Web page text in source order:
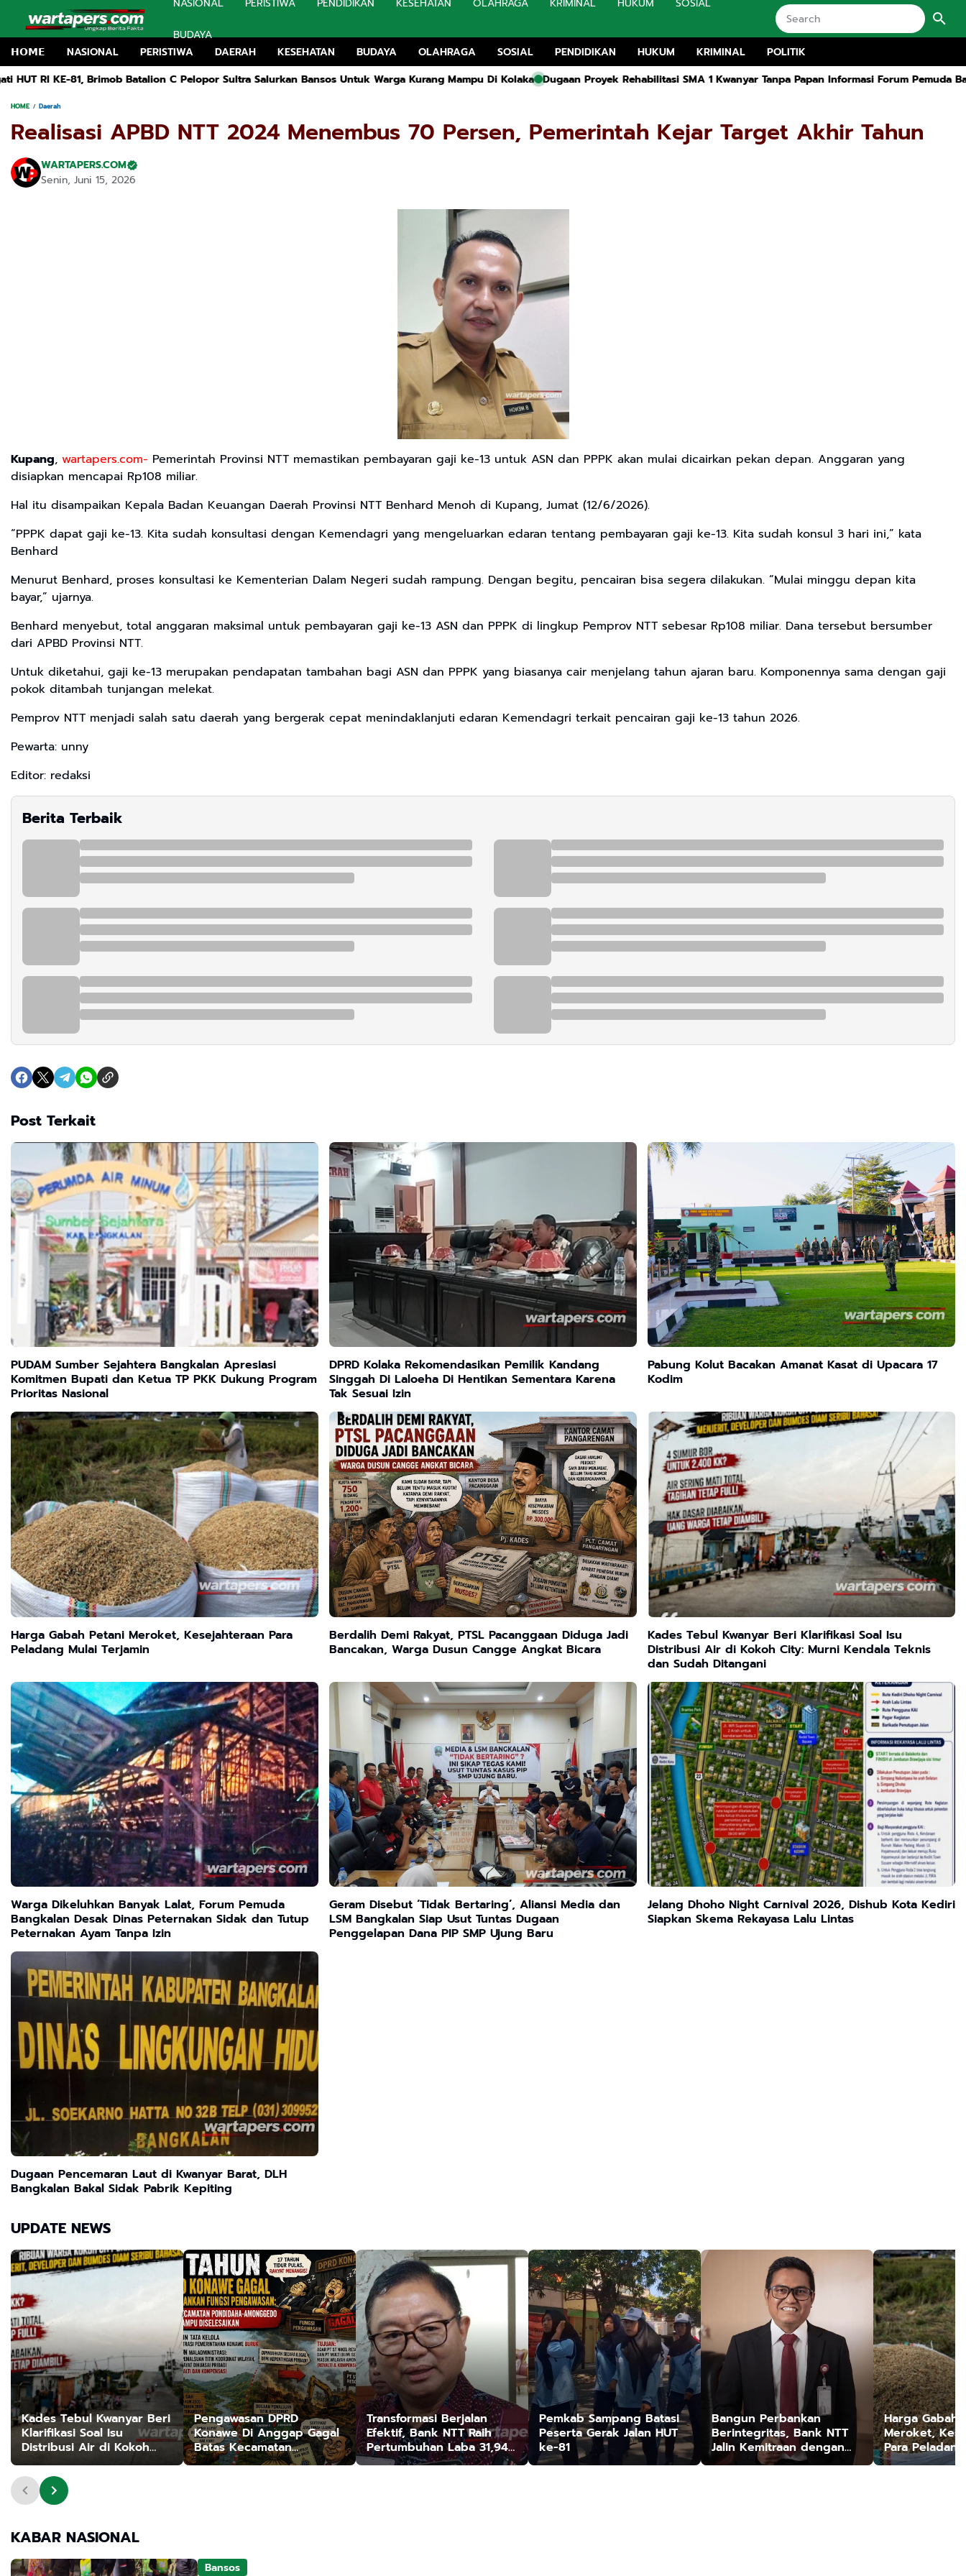
BUDAYA
𝗛𝗢𝗠𝗘
NASIONAL PERISTIWA DAERAH KESEHATAN BUDAYA OLAHRAGA SOSIAL PENDIDIKAN HUKUM KRIMINAL
POLITIK
Batalion C Pelopor Sultra Salurkan Bansos Untuk Warga Kurang Mampu Di Kolaka Dugaan Proyek Rehabilitasi SMA 1 Kwanyar Tanpa Papan Informasi Forum Pemuda Bangkalan Siap
HOME Daerah
Realisasi APBD NTT 2024 Menembus 70 Persen, Pemerintah Kejar Target Akhir Tahun
WARTAPERS.COM
Senin, Juni 15, 2026
Kupang, wartapers.com- Pemerintah Provinsi NTT memastikan pembayaran gaji ke-13 untuk ASN dan PPPK akan mulai dicairkan pekan depan. Anggaran yang
disiapkan mencapai Rp108 miliar.
Hal itu disampaikan Kepala Badan Keuangan Daerah Provinsi NTT Benhard Menoh di Kupang, Jumat (12/6/2026).
“PPPK dapat gaji ke-13. Kita sudah konsultasi dengan Kemendagri yang mengeluarkan edaran tentang pembayaran gaji ke-13. Kita sudah konsul 3 hari ini,” kata
Benhard
Menurut Benhard, proses konsultasi ke Kementerian Dalam Negeri sudah rampung. Dengan begitu, pencairan bisa segera dilakukan. “Mulai minggu depan kita
bayar,” ujarnya.
Benhard menyebut, total anggaran maksimal untuk pembayaran gaji ke-13 ASN dan PPPK di lingkup Pemprov NTT sebesar Rp108 miliar. Dana tersebut bersumber
dari APBD Provinsi NTT.
Untuk diketahui, gaji ke-13 merupakan pendapatan tambahan bagi ASN dan PPPK yang biasanya cair menjelang tahun ajaran baru. Komponennya sama dengan gaji
pokok ditambah tunjangan melekat.
Pemprov NTT menjadi salah satu daerah yang bergerak cepat menindaklanjuti edaran Kemendagri terkait pencairan gaji ke-13 tahun 2026.
Pewarta: unny
Editor: redaksi
Berita Terbaik
Post Terkait
PUDAM Sumber Sejahtera Bangkalan Apresiasi
Komitmen Bupati dan Ketua TP PKK Dukung Program
Prioritas Nasional
DPRD Kolaka Rekomendasikan Pemilik Kandang
Singgah Di Laloeha Di Hentikan Sementara Karena
Tak Sesuai Izin
Pabung Kolut Bacakan Amanat Kasat di Upacara 17
Kodim
Harga Gabah Petani Meroket, Kesejahteraan Para
Peladang Mulai Terjamin
Berdalih Demi Rakyat, PTSL Pacanggaan Diduga Jadi
Bancakan, Warga Dusun Cangge Angkat Bicara
Kades Tebul Kwanyar Beri Klarifikasi Soal Isu
Distribusi Air di Kokoh City: Murni Kendala Teknis
dan Sudah Ditangani
Warga Dikeluhkan Banyak Lalat, Forum Pemuda
Bangkalan Desak Dinas Peternakan Sidak dan Tutup
Peternakan Ayam Tanpa Izin
Geram Disebut ‘Tidak Bertaring’, Aliansi Media dan
LSM Bangkalan Siap Usut Tuntas Dugaan
Penggelapan Dana PIP SMP Ujung Baru
Jelang Dhoho Night Carnival 2026, Dishub Kota Kediri
Siapkan Skema Rekayasa Lalu Lintas
Dugaan Pencemaran Laut di Kwanyar Barat, DLH
Bangkalan Bakal Sidak Pabrik Kepiting
UPDATE NEWS
Kades Tebul Kwanyar Beri
Klarifikasi Soal Isu
Distribusi Air di Kokoh
City: Murni Kendala Teknis
dan Sudah Ditangani
Pengawasan DPRD
Konawe Di Anggap Gagal
Batas Kecamatan
Pondidaha - Amonggedo
Transformasi Berjalan
Efektif, Bank NTT Raih
Pertumbuhan Laba 31,94
Persen
Pemkab Sampang Batasi
Peserta Gerak Jalan HUT
ke-81
Bangun Perbankan
Berintegritas, Bank NTT
Jalin Kemitraan dengan
Kejati NTT
Harga Gabah
Meroket,
Para
Terjamin
KABAR NASIONAL
Bansos